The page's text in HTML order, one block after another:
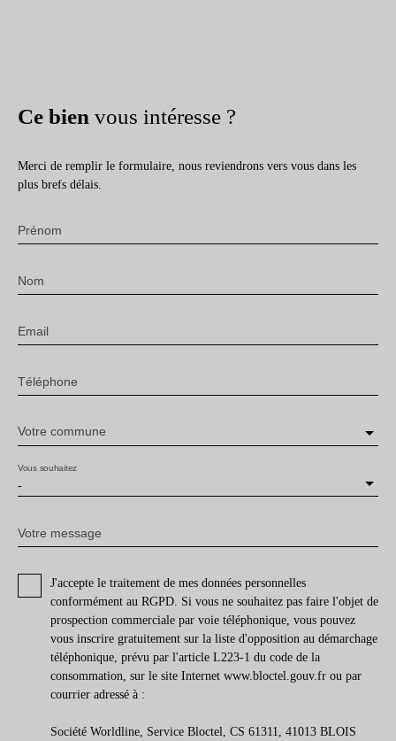
Ce bien vous intéresse ?
Merci de remplir le formulaire, nous reviendrons vers vous dans les
plus brefs délais.
Prénom
Nom
Email
Téléphone
Votre commune
-
Vous souhaitez
Votre message
J'accepte le traitement de mes données personnelles
conformément au RGPD. Si vous ne souhaitez pas faire l'objet de
prospection commerciale par voie téléphonique, vous pouvez
vous inscrire gratuitement sur la liste d'opposition au démarchage
téléphonique, prévu par l'article L223-1 du code de la
consommation, sur le site Internet www.bloctel.gouv.fr ou par
courrier adressé à :
Société Worldline, Service Bloctel, CS 61311, 41013 BLOIS